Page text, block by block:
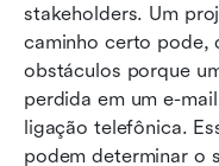
stakeholders. Um
caminho certo pode,
obstáculos porque
perdida em um e-
ligação telefônica.
podem determinar o